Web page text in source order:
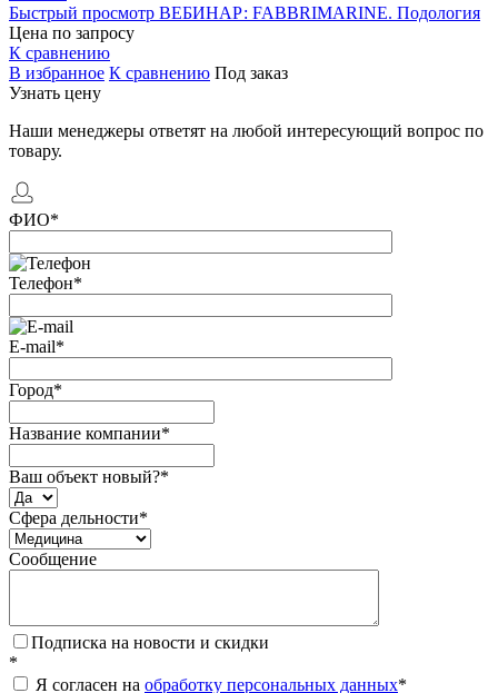
Быстрый просмотр ВЕБИНАР: FABBRIMARINE. Подология
Цена по запросу
К сравнению
В избранное К сравнению Под заказ
Узнать цену
Наши менеджеры ответят на любой интересующий вопрос по
товару.
ФИО*
Телефон*
E-mail*
Город*
Название компании*
Ваш объект новый?*
Сфера дельности*
Сообщение
Подписка на новости и скидки
*
Я согласен на обработку персональных данных*